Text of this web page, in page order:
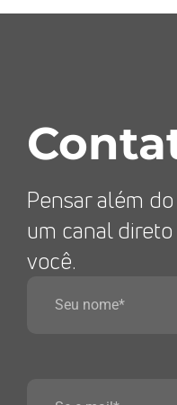
Pensar além
um canal
você.